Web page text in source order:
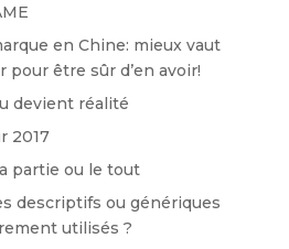
en Chine: mieux vaut
être sûr d’en avoir!
devient réalité
2017
partie ou le tout
descriptifs ou génériques
utilisés ?